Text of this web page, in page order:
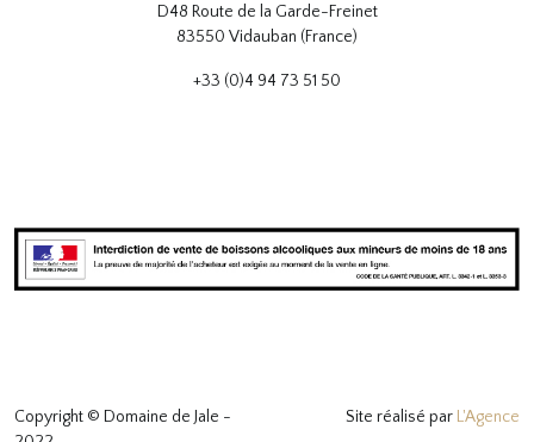
D48 Route de la Garde-Freinet
83550 Vidauban (France)
+33 (0)4 94 73 51 50
Copyright © Domaine de Jale -
Site réalisé par L'Agence